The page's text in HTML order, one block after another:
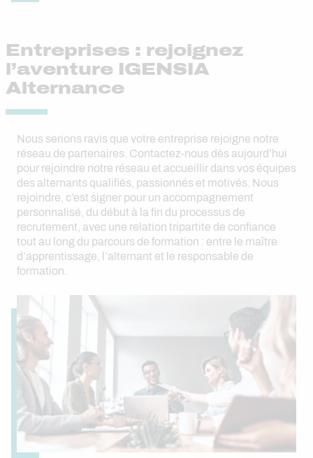
Entreprises : rejoignez
l’aventure IGENSIA
Alternance
Nous serions ravis que votre entreprise rejoigne notre
réseau de partenaires. Contactez-nous dès aujourd’hui
pour rejoindre notre réseau et accueillir dans vos équipes
des alternants qualifiés, passionnés et motivés. Nous
rejoindre, c’est signer pour un accompagnement
personnalisé, du début à la fin du processus de
recrutement, avec une relation tripartite de confiance
tout au long du parcours de formation : entre le maître
d’apprentissage, l’alternant et le responsable de
formation.